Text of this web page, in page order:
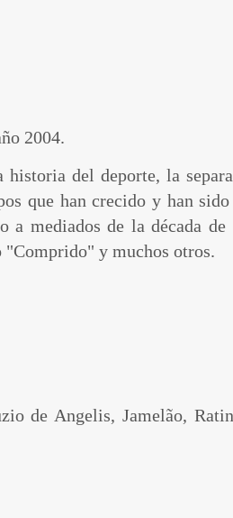
2004.
historia del deporte, la
que han crecido y han
mediados de la década
"Comprido" y muchos otros.
de Angelis, Jamelão,